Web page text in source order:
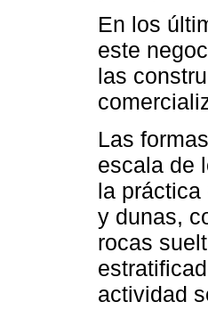
En los
este
las
Las
escala de
la
y dunas,
rocas
actividad